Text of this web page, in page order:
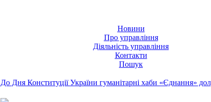
Новини
Про управління
Діяльність управління
Контакти
Пошук
До Дня Конституції України гуманітарні хаби «Єднання»